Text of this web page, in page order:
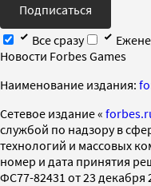
Подписаться
Все сразу
Новости Forbes Games
Наименование издания:
Cетевое издание «
службой по надзору в
технологий и массовых
номер и дата принятия
ФС77-82431 от 23 декабря